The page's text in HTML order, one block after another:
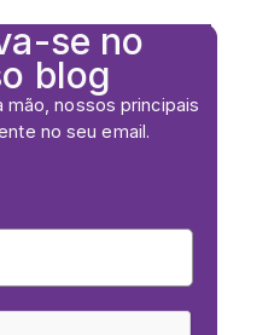
se no
blog
mão, nossos principais
no seu email.